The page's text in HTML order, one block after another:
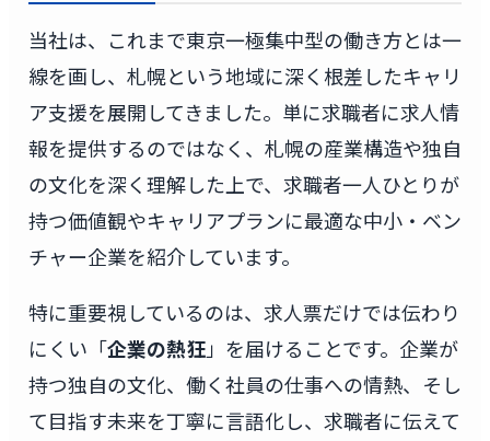
当社は、これまで東京一極集中型の働き方とは一
線を画し、札幌という地域に深く根差したキャリ
ア支援を展開してきました。単に求職者に求人情
報を提供するのではなく、札幌の産業構造や独自
の文化を深く理解した上で、求職者一人ひとりが
持つ価値観やキャリアプランに最適な中小・ベン
チャー企業を紹介しています。
特に重要視しているのは、求人票だけでは伝わり
にくい「企業の熱狂」を届けることです。企業が
持つ独自の文化、働く社員の仕事への情熱、そし
て目指す未来を丁寧に言語化し、求職者に伝えて